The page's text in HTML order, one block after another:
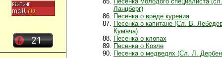
Ланцберг)
Песенка о вреде курения
Песенка о капитане (Сл. В.
Кумача)
Песенка о клопах
Песенка о Козле
Песенка о медведях (Сл. Л.